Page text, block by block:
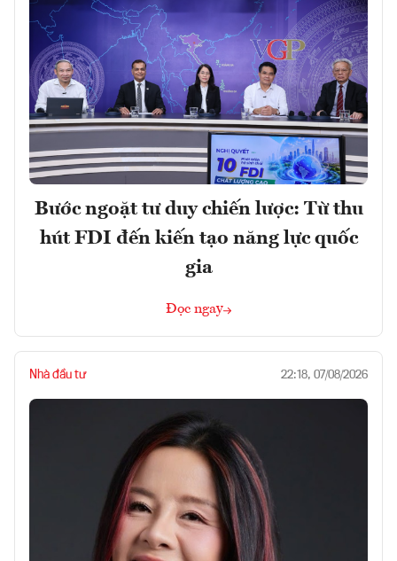
Bước ngoặt tư duy chiến lược: Từ thu
hút FDI đến kiến tạo năng lực quốc
gia
Đọc ngay
Nhà đầu tư 22:18, 07/08/2026